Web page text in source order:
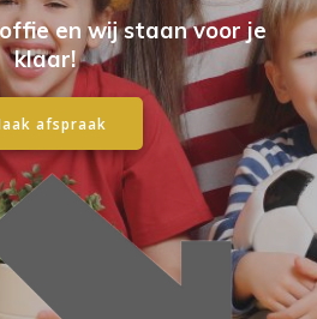
en wij staan voor je
klaar!
afspraak